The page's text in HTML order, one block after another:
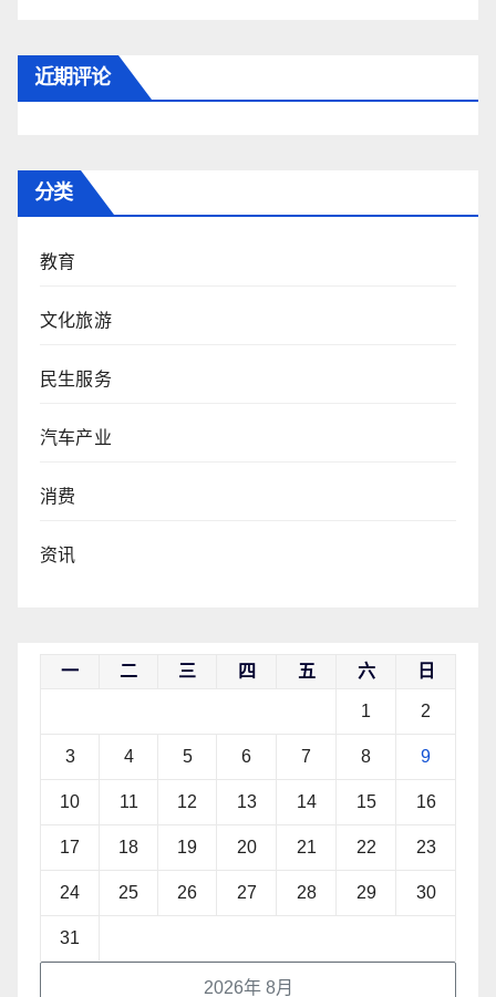
近期评论
分类
教育
文化旅游
民生服务
汽车产业
消费
资讯
2026年 8月
一 二 三 四 五 六 日
1 2
3 4 5 6 7 8 9
10 11 12 13 14 15 16
17 18 19 20 21 22 23
24 25 26 27 28 29 30
31